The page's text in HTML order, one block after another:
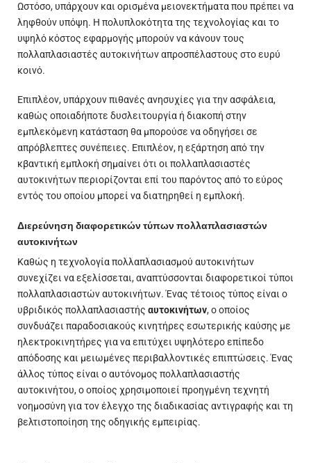
Ωστόσο, υπάρχουν και ορισμένα μειονεκτήματα που πρέπει να
ληφθούν υπόψη. Η πολυπλοκότητα της τεχνολογίας και το
υψηλό κόστος εφαρμογής μπορούν να κάνουν τους
πολλαπλασιαστές αυτοκινήτων απροσπέλαστους στο ευρύ
κοινό.
Επιπλέον, υπάρχουν πιθανές ανησυχίες για την ασφάλεια,
καθώς οποιαδήποτε δυσλειτουργία ή διακοπή στην
εμπλεκόμενη κατάσταση θα μπορούσε να οδηγήσει σε
απρόβλεπτες συνέπειες. Επιπλέον, η εξάρτηση από την
κβαντική εμπλοκή σημαίνει ότι οι πολλαπλασιαστές
αυτοκινήτων περιορίζονται επί του παρόντος από το εύρος
εντός του οποίου μπορεί να διατηρηθεί η εμπλοκή.
Διερεύνηση διαφορετικών τύπων πολλαπλασιαστών
αυτοκινήτων
Καθώς η τεχνολογία πολλαπλασιασμού αυτοκινήτων
συνεχίζει να εξελίσσεται, αναπτύσσονται διαφορετικοί τύποι
πολλαπλασιαστών αυτοκινήτων. Ένας τέτοιος τύπος είναι ο
υβριδικός πολλαπλασιαστής αυτοκινήτων, ο οποίος
συνδυάζει παραδοσιακούς κινητήρες εσωτερικής καύσης με
ηλεκτροκινητήρες για να επιτύχει υψηλότερο επίπεδο
απόδοσης και μειωμένες περιβαλλοντικές επιπτώσεις. Ένας
άλλος τύπος είναι ο αυτόνομος πολλαπλασιαστής
αυτοκινήτου, ο οποίος χρησιμοποιεί προηγμένη τεχνητή
νοημοσύνη για τον έλεγχο της διαδικασίας αντιγραφής και τη
βελτιστοποίηση της οδηγικής εμπειρίας.